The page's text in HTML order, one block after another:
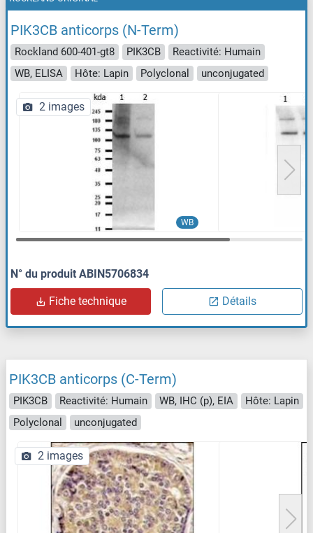
PIK3CB anticorps (N-Term)
Rockland 600-401-gt8 PIK3CB
Reactivité: Humain
WB, ELISA
Hôte: Lapin Polyclonal unconjugated
WB
2 images
N° du produit ABIN5706834
Fiche technique Détails
PIK3CB anticorps (C-Term)
PIK3CB Reactivité: Humain WB, IHC (p), EIA
Hôte: Lapin
Polyclonal
unconjugated
2 images